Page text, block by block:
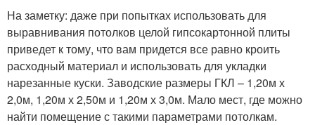
На заметку: даже при попытках использовать для
выравнивания потолков целой гипсокартонной плиты
приведет к тому, что вам придется все равно кроить
расходный материал и использовать для укладки
нарезанные куски. Заводские размеры ГКЛ – 1,20м х
2,0м, 1,20м х 2,50м и 1,20м х 3,0м. Мало мест, где можно
найти помещение с такими параметрами потолкам.